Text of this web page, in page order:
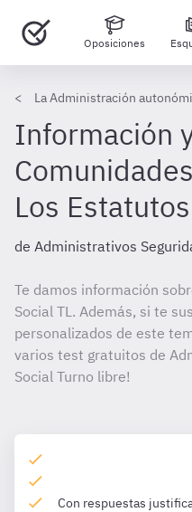
Oposiciones
La Administración
Información
Los
de Administrativos
Te damos información
Social TL. Además, si te
personalizados de este
varios test gratuitos de
Social Turno libre!
Con respuestas